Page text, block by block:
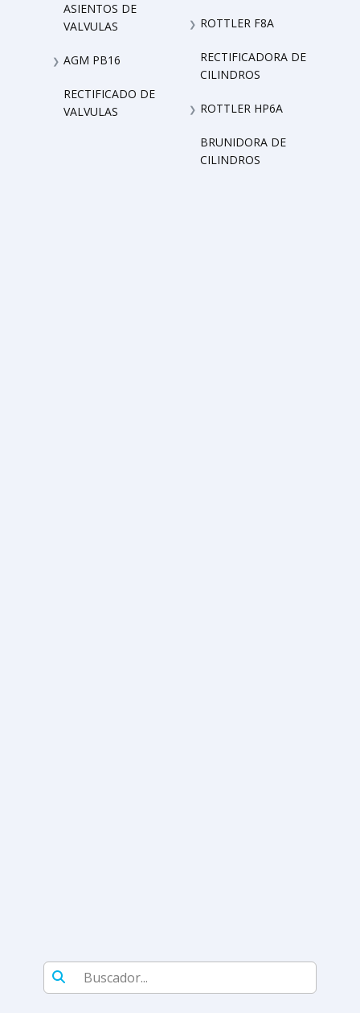
ASIENTOS DE
VALVULAS
❯ AGM PB16
RECTIFICADO DE
VALVULAS
❯ ROTTLER F8A
RECTIFICADORA DE
CILINDROS
❯ ROTTLER HP6A
BRUNIDORA DE
CILINDROS